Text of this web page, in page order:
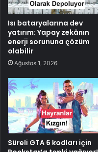
Isı bataryalarına dev
yatırım: Yapay zekânın
enerji sorununa çözüm
olabilir
Ağustos 1, 2026
Süreli GTA 6 kodları için